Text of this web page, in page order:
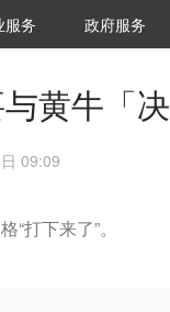
究院
服务 城市之窗
政府服务
黄牛「决
09:09
打下来了”。